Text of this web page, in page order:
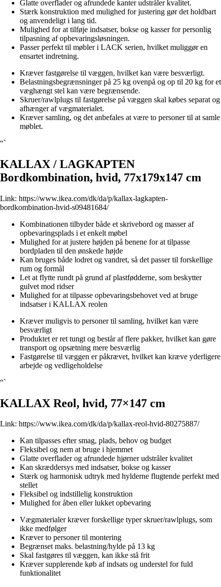
Glatte overflader og afrundede kanter udstråler kvalitet.
Stærk konstruktion med mulighed for justering gør det holdbart
og anvendeligt i lang tid.
Mulighed for at tilføje indsatser, bokse og kasser for personlig
tilpasning af opbevaringsløsningen.
Passer perfekt til møbler i LACK serien, hvilket muliggør en
ensartet indretning.
Kræver fastgørelse til væggen, hvilket kan være besværligt.
Belastningsbegrænsninger på 25 kg ovenpå og op til 20 kg for et
væghængt stel kan være begrænsende.
Skruer/rawlplugs til fastgørelse på væggen skal købes separat og
afhænger af vægmaterialet.
Kræver samling, og det anbefales at være to personer til at samle
møblet.
“`
KALLAX / LAGKAPTEN
Bordkombination, hvid, 77x179x147 cm
Link: https://www.ikea.com/dk/da/p/kallax-lagkapten-
bordkombination-hvid-s09481684/
Kombinationen tilbyder både et skrivebord og masser af
opbevaringsplads i et enkelt møbel
Mulighed for at justere højden på benene for at tilpasse
bordpladen til den ønskede højde
Kan bruges både lodret og vandret, så det passer til forskellige
rum og formål
Let at flytte rundt på grund af plastfødderne, som beskytter
gulvet mod ridser
Mulighed for at tilpasse opbevaringsbehovet ved at bruge
indsatser i KALLAX reolen
Kræver muligvis to personer til samling, hvilket kan være
besværligt
Produktet er ret tungt og består af flere pakker, hvilket kan gøre
transport og opsætning mere besværlig
Fastgørelse til væggen er påkrævet, hvilket kan kræve yderligere
arbejde og vedligeholdelse
“`
KALLAX Reol, hvid, 77×147 cm
Link: https://www.ikea.com/dk/da/p/kallax-reol-hvid-80275887/
Kan tilpasses efter smag, plads, behov og budget
Fleksibel og nem at bruge i hjemmet
Glatte overflader og afrundede hjørner udstråler kvalitet
Kan skræddersys med indsatser, bokse og kasser
Stærk og harmonisk udtryk med hylderne flugtende perfekt med
stellet
Fleksibel og indstillelig konstruktion
Mulighed for åben eller lukket opbevaring
Vægmaterialer kræver forskellige typer skruer/rawlplugs, som
ikke medfølger
Kræver to personer til montering
Begrænset maks. belastning/hylde på 13 kg
Skal fastgøres til væggen, kan ikke stå frit
Kræver supplerende køb af indsats og understel for fuld
funktionalitet